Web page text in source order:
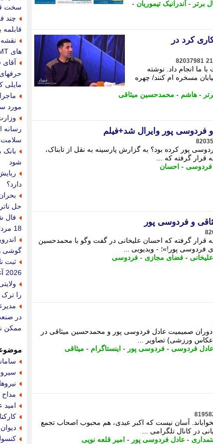
برتر - آندرانیک تیموریان -
کرد در
82037981
با ما انجام داد. نوشته
مسخره ام کنند/ چهره
- هاشم - محمدحسین میثاقی
فردوسی پور وایرال شد+فیلم
پور کرده بود؟ به گزارش پارسینه به نقل از تابناک،
گرفته که ...
فردوسی - احسان
و فردوسی پور
قرار گرفته که احسان علیخانی در گفت وگو با محمدحسین
فردوسی پور!»؛ - ویدیویی ...
علیخانی - فضای مجازی - فردوسی
دوران صمیمیت عادل فردوسی پور و محمدحسین میثاقی در
(عکاس ورزشی) تصاویر ...
عادل فردوسی - فردوسی پور - اینستاگرام - میثاقی
آسان نیست که اکبر عبدی، هم محبوب اصحاب تجمع
در کانال تلگرامی ...
- عادل فردوسی پور - امیر قلعه نویی
سخت
چند
نقشه
های CXMT شکست خورد
آقای
مایلی
مورد
رسانه
شود
دارد؟
حل
فال
18 مرداد ماه 1405
گوشی
ثبت
2026 آغاز شد
را ترک
در
ممکن
امید